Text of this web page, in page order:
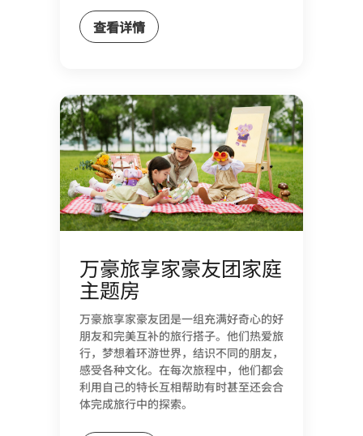
查看详情
万豪旅享家豪友团家庭
主题房
万豪旅享家豪友团是一组充满好奇心的好
朋友和完美互补的旅行搭子。他们热爱旅
行，梦想着环游世界，结识不同的朋友，
感受各种文化。在每次旅程中，他们都会
利用自己的特长互相帮助有时甚至还会合
体完成旅行中的探索。